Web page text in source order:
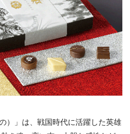
）」は、戦国時代に活躍した英雄